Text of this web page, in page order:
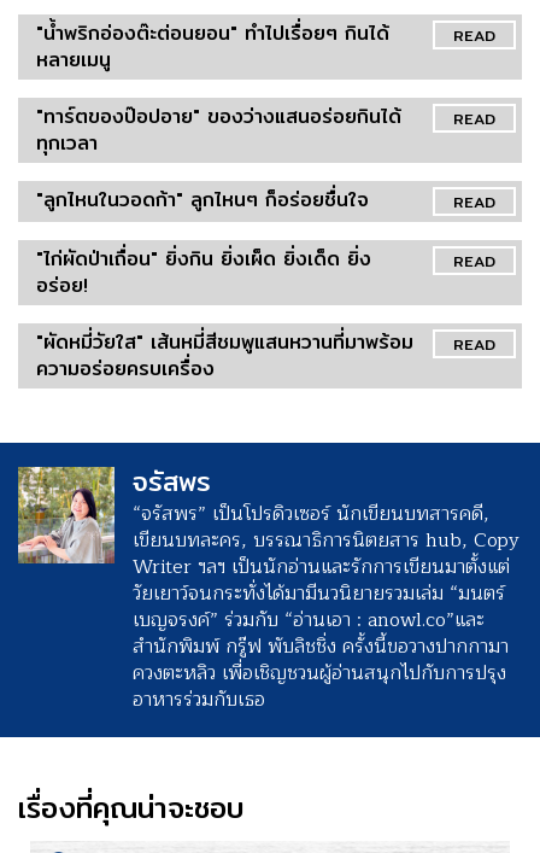
READ
"น้ำพริกอ่องต๊ะต่อนยอน" ทำไปเรื่อยๆ กินได้
หลายเมนู
READ
"ทาร์ตของป๊อปอาย" ของว่างแสนอร่อยกินได้
ทุกเวลา
READ
"ลูกไหนในวอดก้า" ลูกไหนๆ ก็อร่อยชื่นใจ
READ
"ไก่ผัดป่าเถื่อน" ยิ่งกิน ยิ่งเผ็ด ยิ่งเด็ด ยิ่ง
อร่อย!
READ
"ผัดหมี่วัยใส" เส้นหมี่สีชมพูแสนหวานที่มาพร้อม
ความอร่อยครบเครื่อง
จรัสพร
“จรัสพร” เป็นโปรดิวเซอร์ นักเขียนบทสารคดี,
เขียนบทละคร, บรรณาธิการนิตยสาร hub, Copy
Writer ฯลฯ เป็นนักอ่านและรักการเขียนมาตั้งแต่
วัยเยาว์จนกระทั่งได้มามีนวนิยายรวมเล่ม “มนตร์
เบญจรงค์” ร่วมกับ “อ่านเอา : anowl.co”และ
สำนักพิมพ์ กรู๊ฟ พับลิชชิ่ง ครั้งนี้ขอวางปากกามา
ควงตะหลิว เพื่อเชิญชวนผู้อ่านสนุกไปกับการปรุง
อาหารร่วมกับเธอ
เรื่องที่คุณน่าจะชอบ